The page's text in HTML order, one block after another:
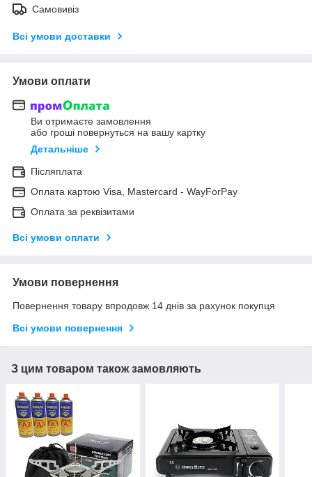
Самовивіз
Всі умови доставки
Умови оплати
Ви отримаєте замовлення
або гроші повернуться на вашу картку
Детальніше
Післяплата
Оплата картою Visa, Mastercard - WayForPay
Оплата за реквізитами
Всі умови оплати
Умови повернення
Повернення товару впродовж 14 днів за рахунок покупця
Всі умови повернення
З цим товаром також замовляють